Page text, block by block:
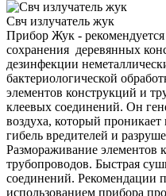
Свч излучатель жук
Прибор Жук - рекомендуется
сохранения деревянных
дезинфекции
бактериологической
элементов конструкций и
клеевых соединений. Он
воздуха, который проникает
гибель вредителей и
Размораживание элементов
трубопроводов. Быстрая
соединений. Рекомендации
использованием прибора